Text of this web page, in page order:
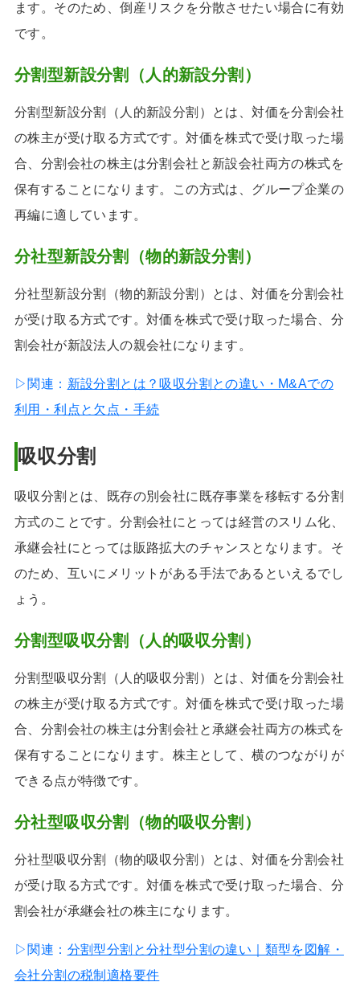
ます。そのため、倒産リスクを分散させたい場合に有効
です。
分割型新設分割（人的新設分割）
分割型新設分割（人的新設分割）とは、対価を分割会社
の株主が受け取る方式です。対価を株式で受け取った場
合、分割会社の株主は分割会社と新設会社両方の株式を
保有することになります。この方式は、グループ企業の
再編に適しています。
分社型新設分割（物的新設分割）
分社型新設分割（物的新設分割）とは、対価を分割会社
が受け取る方式です。対価を株式で受け取った場合、分
割会社が新設法人の親会社になります。
▷関連： 新設分割とは？吸収分割との違い・M&Aでの
利用・利点と欠点・手続
吸収分割
吸収分割とは、既存の別会社に既存事業を移転する分割
方式のことです。分割会社にとっては経営のスリム化、
承継会社にとっては販路拡大のチャンスとなります。そ
のため、互いにメリットがある手法であるといえるでし
ょう。
分割型吸収分割（人的吸収分割）
分割型吸収分割（人的吸収分割）とは、対価を分割会社
の株主が受け取る方式です。対価を株式で受け取った場
合、分割会社の株主は分割会社と承継会社両方の株式を
保有することになります。株主として、横のつながりが
できる点が特徴です。
分社型吸収分割（物的吸収分割）
分社型吸収分割（物的吸収分割）とは、対価を分割会社
が受け取る方式です。対価を株式で受け取った場合、分
割会社が承継会社の株主になります。
▷関連： 分割型分割と分社型分割の違い｜類型を図解・
会社分割の税制適格要件